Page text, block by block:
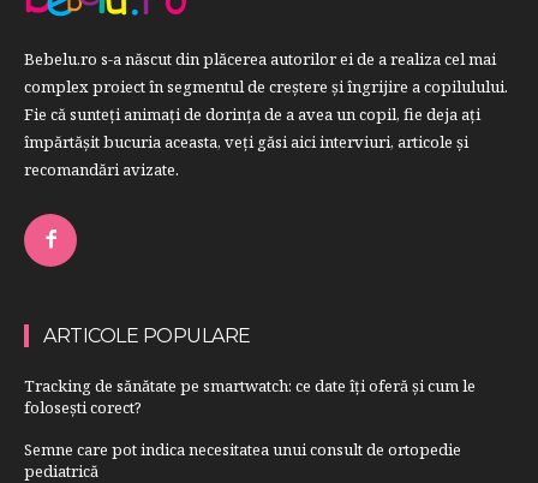
Bebelu.ro s-a născut din plăcerea autorilor ei de a realiza cel mai
complex proiect în segmentul de creştere şi îngrijire a copilulului.
Fie că sunteţi animaţi de dorinţa de a avea un copil, fie deja aţi
împărtăşit bucuria aceasta, veți găsi aici interviuri, articole şi
recomandări avizate.
ARTICOLE POPULARE
Tracking de sănătate pe smartwatch: ce date îți oferă și cum le
folosești corect?
Semne care pot indica necesitatea unui consult de ortopedie
pediatrică